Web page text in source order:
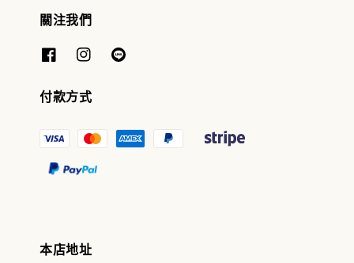
關注我們
付款方式
本店地址